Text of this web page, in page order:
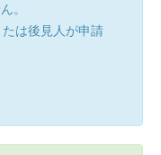
。
は後見人が申請